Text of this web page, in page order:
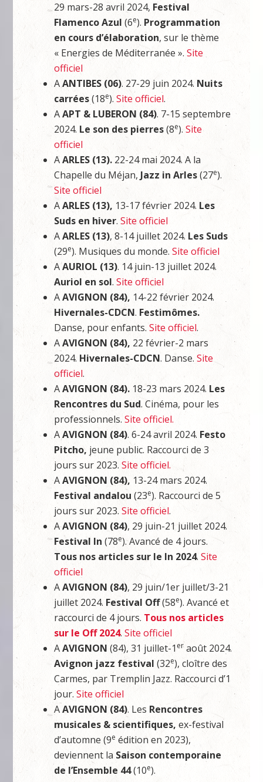
29 mars-28 avril 2024, Festival
Flamenco Azul(6e). Programmation
en cours d’élaboration, sur le thème
« Energies de Méditerranée ».Site
officiel
AANTIBES (06). 27-29 juin 2024. Nuits
carrées(18e).Site officiel.
AAPT & LUBERON (84). 7-15 septembre
2024. Le son des pierres(8e).Site
officiel
AARLES (13). 22-24 mai 2024. A la
Chapelle du Méjan, Jazz in Arles(27e).
Site officiel
AARLES (13), 13-17 février 2024. Les
Suds en hiver.Site officiel
AARLES (13), 8-14 juillet 2024.Les Suds
(29e). Musiques du monde.Site officiel
AAURIOL (13). 14 juin-13 juillet 2024.
Auriol en sol.Site officiel
AAVIGNON (84), 14-22 février 2024.
Hivernales-CDCN. Festimômes.
Danse, pour enfants.Site officiel.
AAVIGNON (84), 22 février-2 mars
2024. Hivernales-CDCN. Danse.Site
officiel.
AAVIGNON (84). 18-23 mars 2024. Les
Rencontres du Sud. Cinéma, pour les
professionnels.Site officiel.
AAVIGNON (84). 6-24 avril 2024. Festo
Pitcho, jeune public. Raccourci de 3
jours sur 2023.Site officiel.
AAVIGNON (84), 13-24 mars 2024.
Festival andalou (23e). Raccourci de 5
jours sur 2023.Site officiel.
AAVIGNON (84), 29 juin-21 juillet 2024.
Festival In(78e). Avancé de 4 jours.
Tous nos articles sur le In 2024.Site
officiel
AAVIGNON (84), 29 juin/1er juillet/3-21
juillet 2024. Festival Off(58e). Avancé et
raccourci de 4 jours. Tous nos articles
sur le Off 2024.Site officiel
AAVIGNON (84), 31 juillet-1er août 2024.
Avignon jazz festival (32e), cloître des
Carmes, par Tremplin Jazz. Raccourci d’1
jour.Site officiel
AAVIGNON (84). Les Rencontres
musicales & scientifiques,ex-festival
d’automne (9e édition en 2023),
deviennent la Saison contemporaine
de l’Ensemble 44(10e).